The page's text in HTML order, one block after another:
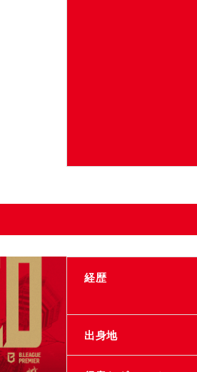
経歴
出身地